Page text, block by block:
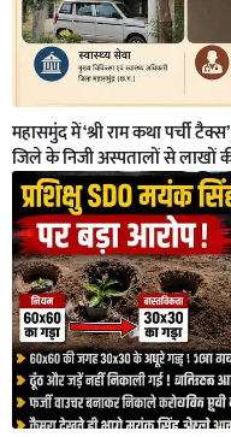
महासमुंद में ‘श्री राम कथा पर्ची
जिले के निजी अस्पतालों से लाखों